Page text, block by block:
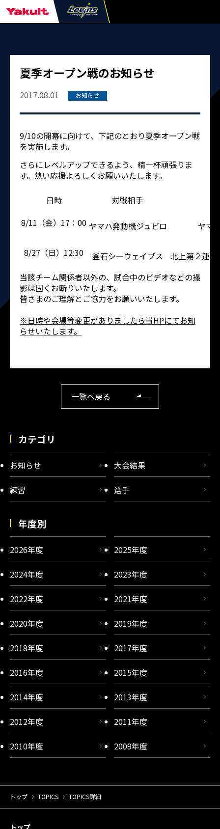
夏季オープン戦のお知らせ
2017.08.01 お知らせ
9/10の開幕に向けて、下記のとおり夏季オープン戦
を実施します。
さらにレベルアップできるよう、精一杯頑張りま
す。熱い応援よろしくお願いいたします。
日時
対戦相手
8/11（金）17：00 ヤマハ発動機ジュビロ ヤマ
8/27（日）12:30 釜石シーウェイブス
北上第２運
当該チーム関係者以外の、試合中のビデオなどの撮
影は固くお断りいたします。
皆さまのご理解とご協力をお願いいたします。
※日時や会場等変更がありましたら当HPにてお知
らせいたします。
一覧へ戻る
カテゴリ
お知らせ 大会結果
練習 選手
年度別
2026年度 2025年度
2024年度 2023年度
2022年度 2021年度
2020年度 2019年度
2018年度 2017年度
2016年度 2015年度
2014年度 2013年度
2012年度 2011年度
2010年度 2009年度
トップ TOPICS TOPICS詳細
トップ